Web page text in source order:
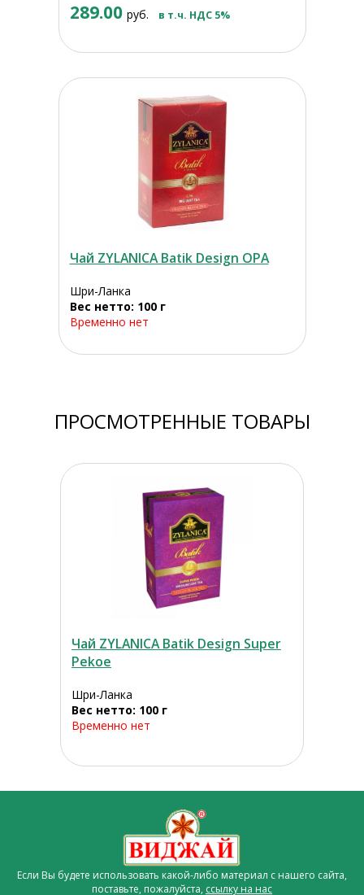
289.00 руб. в т.ч. НДС 5%
Чай ZYLANICA Batik Design ОРА
Шри-Ланка
Вес нетто: 100 г
Временно нет
ПРОСМОТРЕННЫЕ ТОВАРЫ
Чай ZYLANICA Batik Design Super
Pekoe
Шри-Ланка
Вес нетто: 100 г
Временно нет
Если Вы будете использовать какой-либо материал с нашего сайта,
поставьте, пожалуйста, ссылку на нас